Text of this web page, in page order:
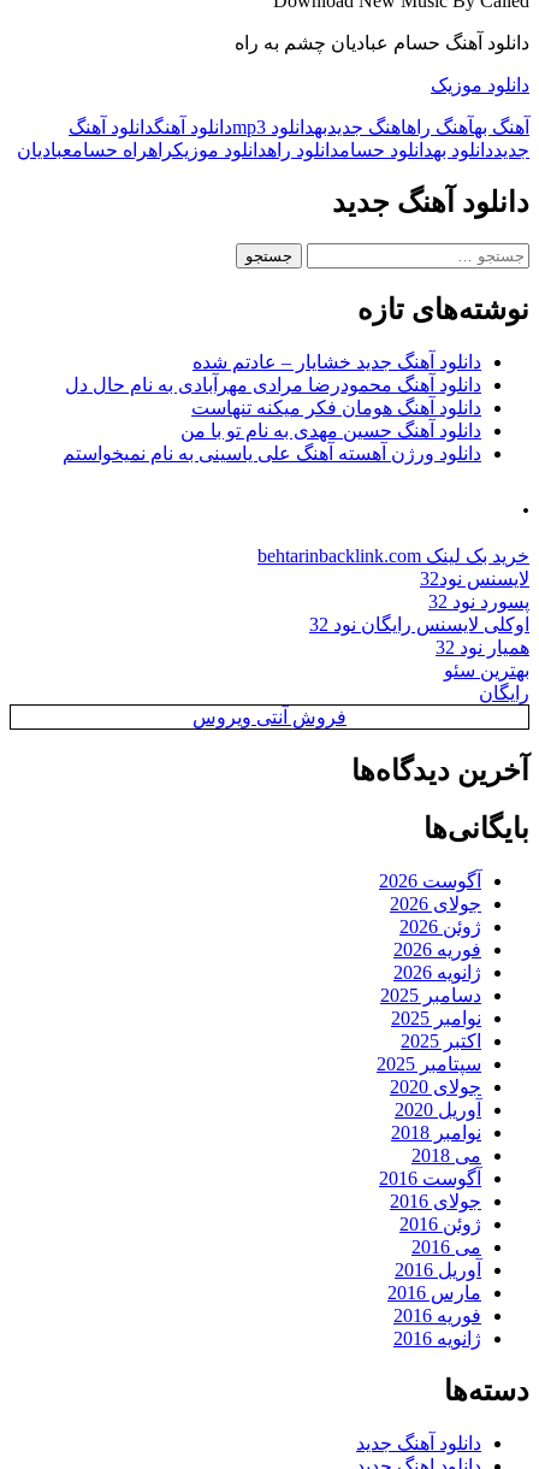
دانلود آهنگ حسام عبادیان چشم به راه
دانلود موزیک
آهنگ بهآهنگ راهاهنگ جدیدبهدانلود mp3 دانلود آهنگدانلود آهنگ
جدیددانلود بهدانلود حسامدانلود راهدانلود موزیکراهراه حسامعبادیان
دانلود آهنگ جدید
جستجو
نوشته‌های تازه
دانلود آهنگ جدید خشایار – عادتم شده
دانلود آهنگ محمودرضا مرادی مهرآبادی به نام حال دل
دانلود آهنگ هومان فکر میکنه تنهاست
دانلود آهنگ حسین مهدی به نام تو با من
دانلود ورژن آهسته آهنگ علی یاسینی به نام نمیخواستم
.
خرید بک لینک behtarinbacklink.com
لایسنس نود32
پسورد نود 32
اوکلی لایسنس رایگان نود 32
همیار نود 32
بهترین سئو
رایگان
فروش آنتی ویروس
آخرین دیدگاه‌ها
بایگانی‌ها
آگوست 2026
جولای 2026
ژوئن 2026
فوریه 2026
ژانویه 2026
دسامبر 2025
نوامبر 2025
اکتبر 2025
سپتامبر 2025
جولای 2020
آوریل 2020
نوامبر 2018
می 2018
آگوست 2016
جولای 2016
ژوئن 2016
می 2016
آوریل 2016
مارس 2016
فوریه 2016
ژانویه 2016
دسته‌ها
دانلود آهنگ جدید